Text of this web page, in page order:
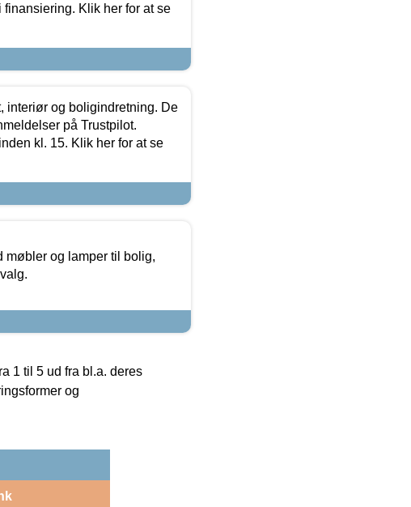
Klik her for at se
interiør og boligindretning. De
på Trustpilot.
kl. 15. Klik her for at se
møbler og lamper til bolig,
1 til 5 ud fra bl.a. deres
og